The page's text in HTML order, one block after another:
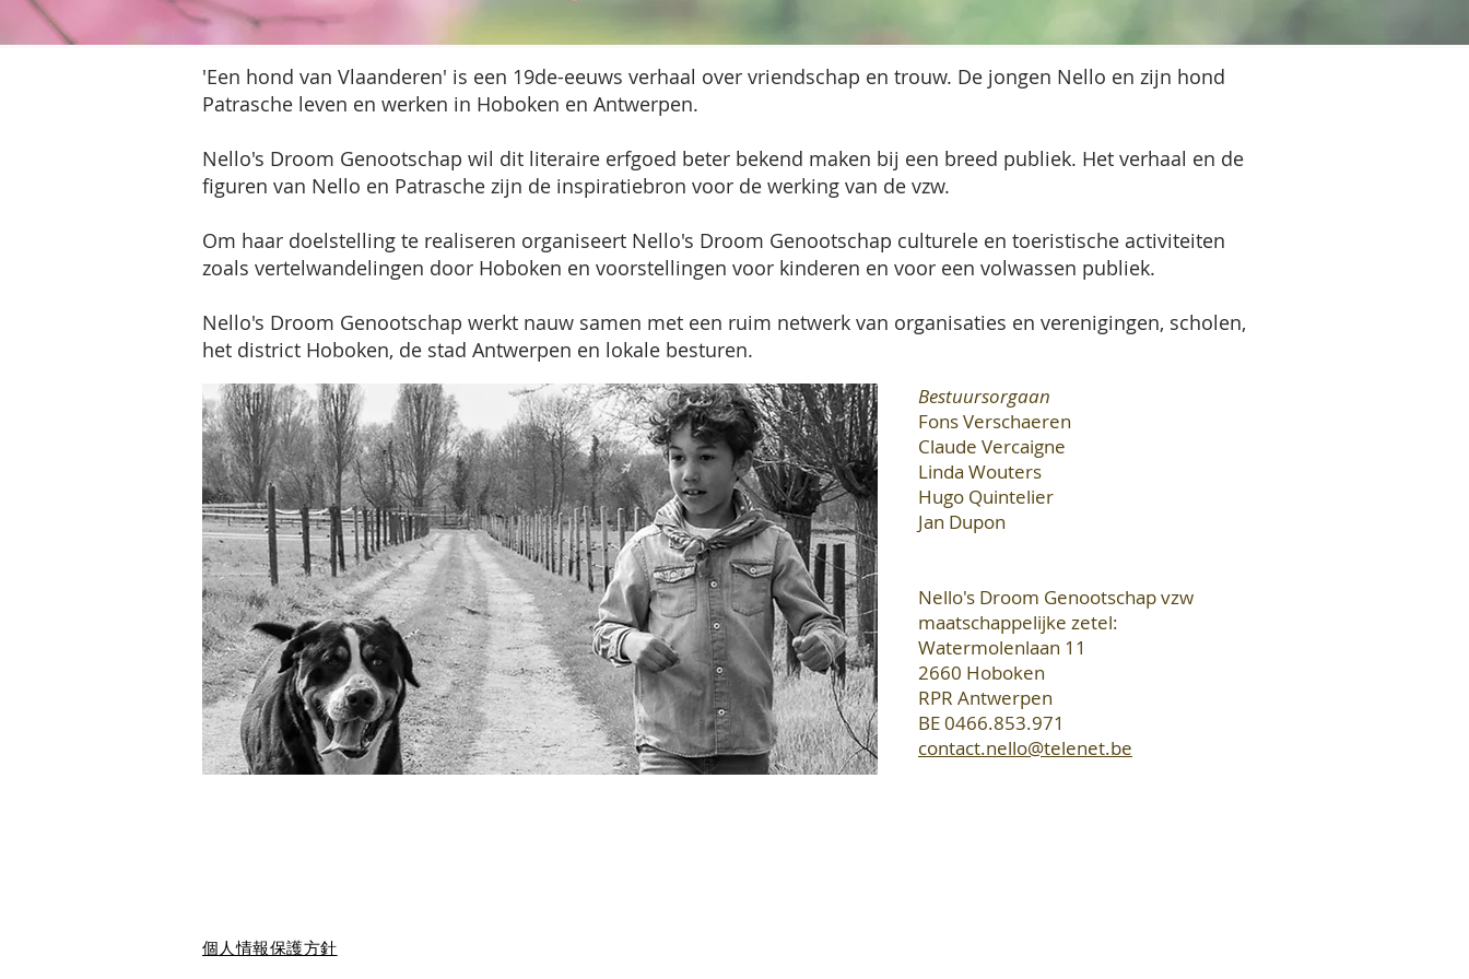
'Een hond van Vlaanderen' is een 19de-eeuws verhaal over vriendschap en trouw. De jongen Nello en zijn hond
Patrasche leven en werken in Hoboken en Antwerpen.
Nello's Droom Genootschap wil dit literaire erfgoed beter bekend maken bij een breed publiek. Het verhaal en de
figuren van Nello en Patrasche zijn de inspiratiebron voor de werking van de vzw.
Om haar doelstelling te realiseren organiseert Nello's Droom Genootschap culturele en toeristische activiteiten
zoals vertelwandelingen door Hoboken en voorstellingen voor kinderen en voor een volwassen publiek.
Nello's Droom Genootschap werkt nauw samen met een ruim netwerk van organisaties en verenigingen, scholen,
het district Hoboken, de stad Antwerpen en lokale besturen.
Bestuursorgaan
Fons Verschaeren
Claude Vercaigne
Linda Wouters
Hugo Quintelier
Jan Dupon
Nello's Droom Genootschap vzw
maatschappelijke zetel:
Watermolenlaan 11
2660 Hoboken
RPR Antwerpen
BE 0466.853.971
contact.nello@telenet.be
個人情報保護方針